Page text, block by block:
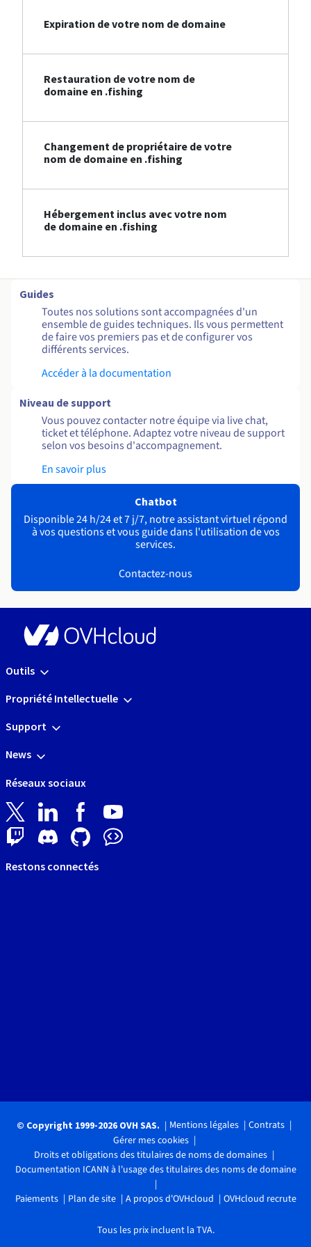
Expiration de votre nom de domaine
Restauration de votre nom de
domaine en .fishing
Changement de propriétaire de votre
nom de domaine en .fishing
Hébergement inclus avec votre nom
de domaine en .fishing
Guides
Toutes nos solutions sont accompagnées d'un
ensemble de guides techniques. Ils vous permettent
de faire vos premiers pas et de configurer vos
différents services.
Accéder à la documentation
Niveau de support
Vous pouvez contacter notre équipe via live chat,
ticket et téléphone. Adaptez votre niveau de support
selon vos besoins d'accompagnement.
En savoir plus
Chatbot
Disponible 24 h/24 et 7 j/7, notre assistant virtuel répond
à vos questions et vous guide dans l'utilisation de vos
services.
Contactez-nous
Outils
Propriété Intellectuelle
Support
News
Réseaux sociaux
Restons connectés
© Copyright 1999-2026 OVH SAS. Mentions légales
Contrats
Gérer mes cookies
Droits et obligations des titulaires de noms de domaines
Documentation ICANN à l'usage des titulaires des noms de domaine
Paiements Plan de site A propos d'OVHcloud OVHcloud recrute
Tous les prix incluent la TVA.